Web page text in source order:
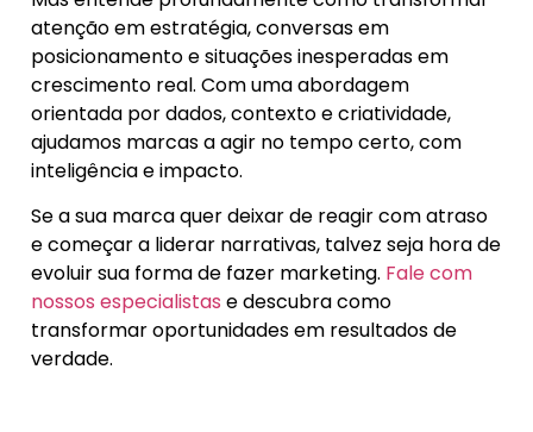
atenção em estratégia, conversas em
posicionamento e situações inesperadas em
crescimento real. Com uma abordagem
orientada por dados, contexto e criatividade,
ajudamos marcas a agir no tempo certo, com
inteligência e impacto.
Se a sua marca quer deixar de reagir com atraso
e começar a liderar narrativas, talvez seja hora de
evoluir sua forma de fazer marketing. Fale com
nossos especialistas e descubra como
transformar oportunidades em resultados de
verdade.